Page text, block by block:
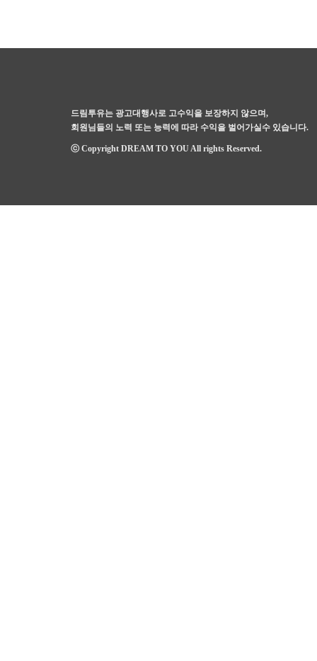
드림투유는 광고대행사로 고수익을 보장하지 않으며,
회원님들의 노력 또는 능력에 따라 수익을 벌어가실수 있습니다.
ⓒ Copyright DREAM TO YOU All rights Reserved.